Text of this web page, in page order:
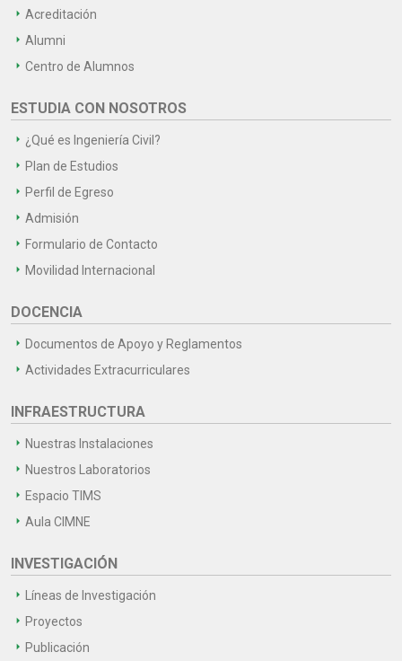
Acreditación
Alumni
Centro de Alumnos
ESTUDIA CON NOSOTROS
¿Qué es Ingeniería Civil?
Plan de Estudios
Perfil de Egreso
Admisión
Formulario de Contacto
Movilidad Internacional
DOCENCIA
Documentos de Apoyo y Reglamentos
Actividades Extracurriculares
INFRAESTRUCTURA
Nuestras Instalaciones
Nuestros Laboratorios
Espacio TIMS
Aula CIMNE
INVESTIGACIÓN
Líneas de Investigación
Proyectos
Publicación